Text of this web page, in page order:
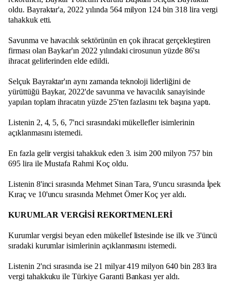
oldu. Bayraktar'a, 2022 yılında 564 milyon 124 bin 318 lira vergi
tahakkuk etti.
Savunma ve havacılık sektörünün en çok ihracat gerçekleştiren
firması olan Baykar'ın 2022 yılındaki cirosunun yüzde 86'sı
ihracat gelirlerinden elde edildi.
Selçuk Bayraktar'ın aynı zamanda teknoloji liderliğini de
yürüttüğü Baykar, 2022'de savunma ve havacılık sanayisinde
yapılan toplam ihracatın yüzde 25'ten fazlasını tek başına yaptı.
Listenin 2, 4, 5, 6, 7'nci sırasındaki mükellefler isimlerinin
açıklanmasını istemedi.
En fazla gelir vergisi tahakkuk eden 3. isim 200 milyon 757 bin
695 lira ile Mustafa Rahmi Koç oldu.
Listenin 8'inci sırasında Mehmet Sinan Tara, 9'uncu sırasında İpek
Kıraç ve 10'uncu sırasında Mehmet Ömer Koç yer aldı.
KURUMLAR VERGİSİ REKORTMENLERİ
Kurumlar vergisi beyan eden mükellef listesinde ise ilk ve 3'üncü
sıradaki kurumlar isimlerinin açıklanmasını istemedi.
Listenin 2'nci sırasında ise 21 milyar 419 milyon 640 bin 283 lira
vergi tahakkuku ile Türkiye Garanti Bankası yer aldı.